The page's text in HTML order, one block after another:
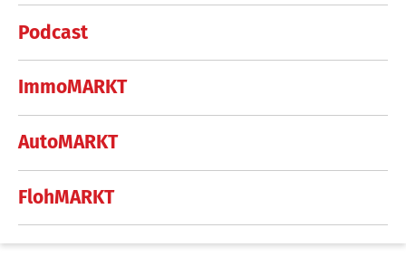
Podcast
ImmoMARKT
AutoMARKT
FlohMARKT